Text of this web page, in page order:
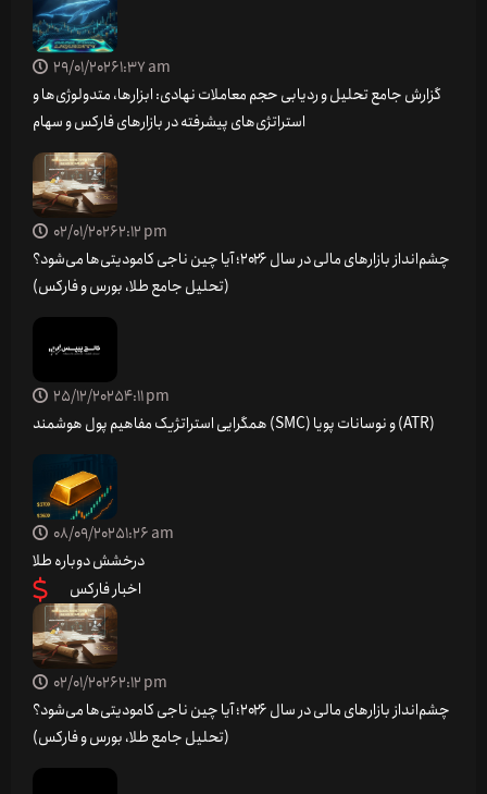
29/01/20261:37 am
گزارش جامع تحلیل و ردیابی حجم معاملات نهادی: ابزارها، متدولوژی‌ها و
استراتژی‌های پیشرفته در بازارهای فارکس و سهام
02/01/20262:12 pm
چشم‌انداز بازارهای مالی در سال ۲۰۲۶؛ آیا چین ناجی کامودیتی‌ها می‌شود؟
(تحلیل جامع طلا، بورس و فارکس)
25/12/20254:11 pm
همگرایی استراتژیک مفاهیم پول هوشمند (SMC) و نوسانات پویا (ATR)
08/09/20251:26 am
درخشش دوباره طلا
اخبار فارکس
02/01/20262:12 pm
چشم‌انداز بازارهای مالی در سال ۲۰۲۶؛ آیا چین ناجی کامودیتی‌ها می‌شود؟
(تحلیل جامع طلا، بورس و فارکس)